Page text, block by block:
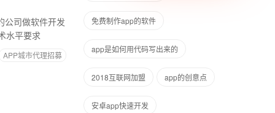
水平要求
APP城市代理招募
免费制作app的软件
app是如何用代码写出来的
2018互联网加盟 app的创意点
安卓app快速开发